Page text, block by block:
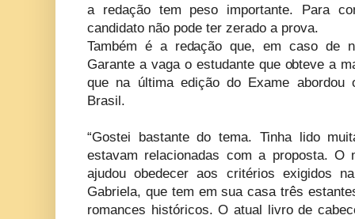
a redação tem peso importante. Para
candidato não pode ter zerado a prova.
Também é a redação que, em caso de
Garante a vaga o estudante que obteve a
que na última edição do Exame abordou
Brasil.
“Gostei bastante do tema. Tinha lido
estavam relacionadas com a proposta. O
ajudou obedecer aos critérios exigidos
Gabriela, que tem em sua casa três
romances históricos. O atual livro de